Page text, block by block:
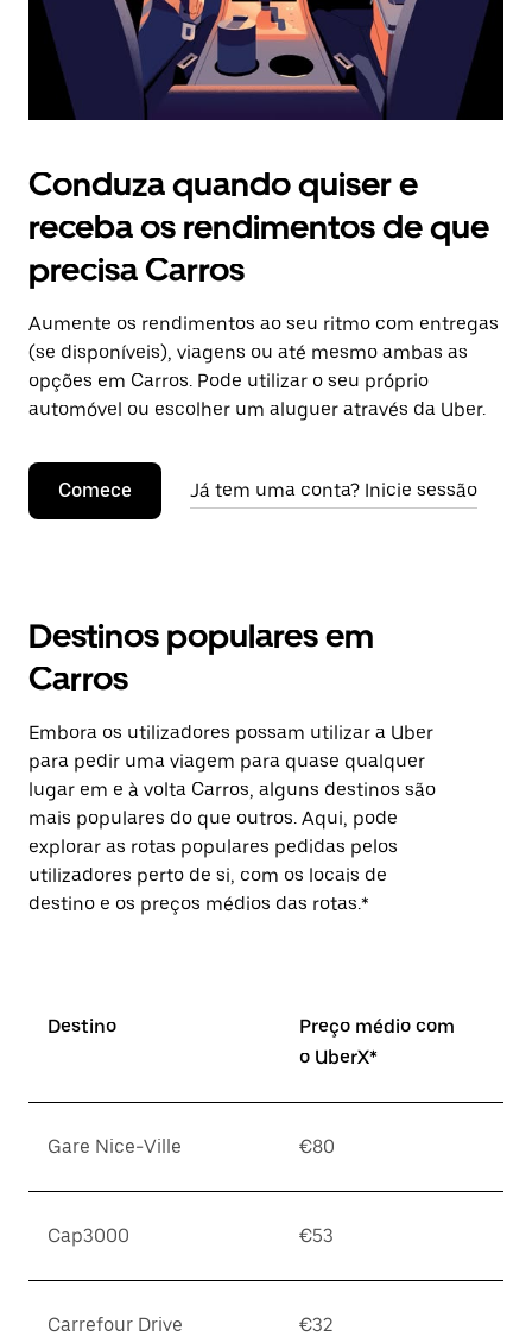
Conduza quando quiser e
receba os rendimentos de que
precisa Carros
Aumente os rendimentos ao seu ritmo com entregas
(se disponíveis), viagens ou até mesmo ambas as
opções em Carros. Pode utilizar o seu próprio
automóvel ou escolher um aluguer através da Uber.
Comece Já tem uma conta? Inicie sessão
Destinos populares em
Carros
Embora os utilizadores possam utilizar a Uber
para pedir uma viagem para quase qualquer
lugar em e à volta Carros, alguns destinos são
mais populares do que outros. Aqui, pode
explorar as rotas populares pedidas pelos
utilizadores perto de si, com os locais de
destino e os preços médios das rotas.*
Destino
Preço médio com
o UberX*
Gare Nice-Ville €80
Cap3000 €53
Carrefour Drive
€32